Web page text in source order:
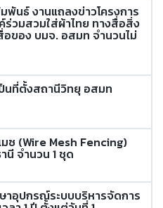
พันธ์ งานแถลงข่าวโครงการ
วมสวมใส่ผ้าไทย ทางสื่อสิ่ง
ของ บมจ. อสมท จำนวนไม่
นที่ตั้งสถานีวิทยุ อสมท
มซ (Wire Mesh Fencing)
นี จำนวน 1 ชุด
าอุปกรณ์ระบบบริหารจัดการ